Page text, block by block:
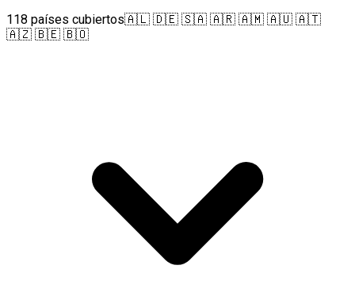
118 países cubiertos🇦🇱 🇩🇪 🇸🇦 🇦🇷 🇦🇲 🇦🇺 🇦🇹
🇦🇿 🇧🇪 🇧🇴